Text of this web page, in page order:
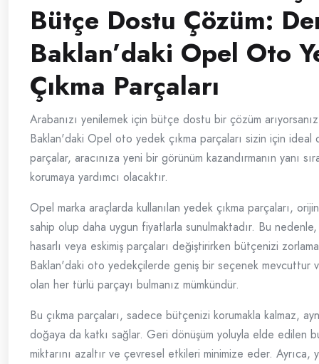
Bütçe Dostu Çözüm:
Baklan’daki Opel Oto
Çıkma Parçaları
Arabanızı yenilemek için bütçe dostu bir çözüm
Baklan'daki Opel oto yedek çıkma parçaları sizin için ideal
parçalar, aracınıza yeni bir görünüm kazandırmanın yanı
korumaya yardımcı olacaktır.
Opel marka araçlarda kullanılan yedek çıkma parçaları,
sahip olup daha uygun fiyatlarla sunulmaktadır. Bu
hasarlı veya eskimiş parçaları değiştirirken bütçenizi
Baklan'daki oto yedekçilerde geniş bir seçenek mevcuttur
olan her türlü parçayı bulmanız mümkündür.
Bu çıkma parçaları, sadece bütçenizi korumakla kalmaz,
doğaya da katkı sağlar. Geri dönüşüm yoluyla elde edilen
miktarını azaltır ve çevresel etkileri minimize eder. Ayrıca,